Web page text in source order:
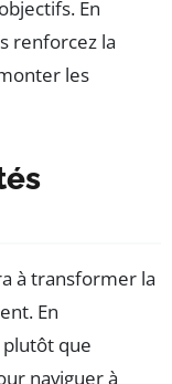
En
renforcez la
les
à transformer la
En
que
naviguer à